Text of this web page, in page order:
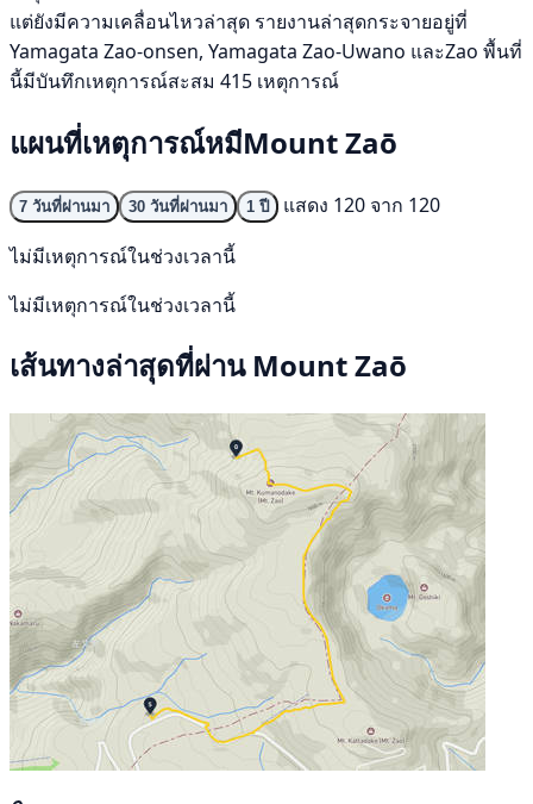
แต่ยังมีความเคลื่อนไหวล่าสุด รายงานล่าสุดกระจายอยู่ที่
Yamagata Zao-onsen, Yamagata Zao-Uwano และZao พื้นที่
นี้มีบันทึกเหตุการณ์สะสม 415 เหตุการณ์
แผนที่เหตุการณ์หมีMount Zaō
7 วันที่ผ่านมา 30 วันที่ผ่านมา 1 ปี
แสดง 120 จาก 120
ไม่มีเหตุการณ์ในช่วงเวลานี้
ไม่มีเหตุการณ์ในช่วงเวลานี้
เส้นทางล่าสุดที่ผ่าน Mount Zaō